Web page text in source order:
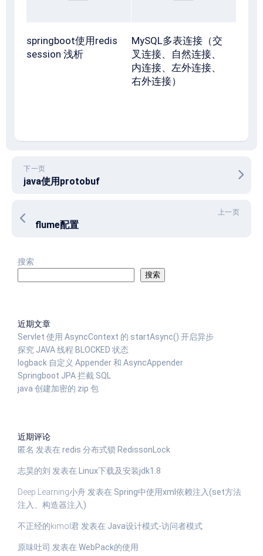
springboot使用redis
session 浅析
MySQL多表连接（交
叉连接、自然连接、
内连接、左外连接、
右外连接）
下一页
java使用protobuf
上一页
flume配置
搜索
搜索
近期文章
Servlet 使用 AsyncContext 的 startAsync() 开启异步
探究 JAVA 线程 BLOCKED 状态
logback 自定义 Appender 和 AsyncAppender
Springboot JPA 拦截 SQL
java 创建加密的 zip 包
近期评论
匿名 发表在 redis 分布式锁 RedissonLock
志昊的刘 发表在 Linux下载及安装jdk1.8
Deep Learning小舟 发表在 Spring中使用xml依赖注入(set方法
注入、构造器注入)
不正经的kimol君 发表在 Java设计模式-访问者模式
原味吐司 发表在 WebPack的使用